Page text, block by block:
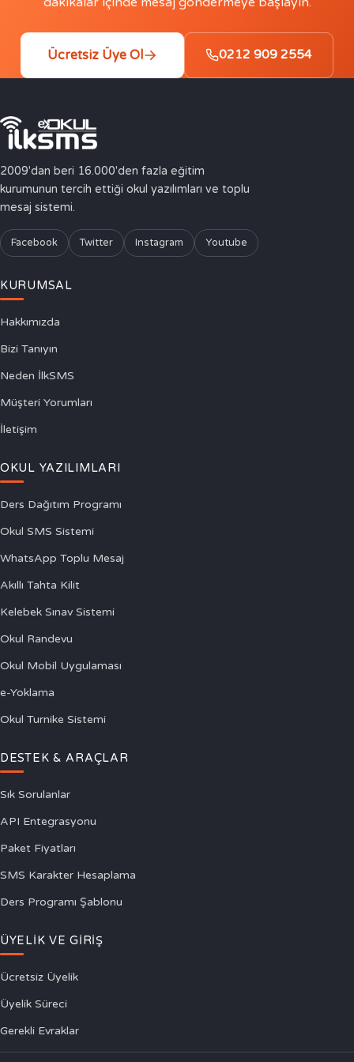
Ücretsiz Üye Ol 0212 909 2554
2009'dan beri 16.000'den fazla eğitim
kurumunun tercih ettiği okul yazılımları ve toplu
mesaj sistemi.
Facebook Twitter Instagram Youtube
KURUMSAL
Hakkımızda
Bizi Tanıyın
Neden İlkSMS
Müşteri Yorumları
İletişim
OKUL YAZILIMLARI
Ders Dağıtım Programı
Okul SMS Sistemi
WhatsApp Toplu Mesaj
Akıllı Tahta Kilit
Kelebek Sınav Sistemi
Okul Randevu
Okul Mobil Uygulaması
e-Yoklama
Okul Turnike Sistemi
DESTEK & ARAÇLAR
Sık Sorulanlar
API Entegrasyonu
Paket Fiyatları
SMS Karakter Hesaplama
Ders Programı Şablonu
ÜYELIK VE GIRIŞ
Ücretsiz Üyelik
Üyelik Süreci
Gerekli Evraklar